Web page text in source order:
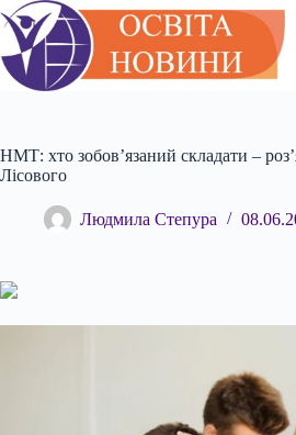
Перейти
до
вмісту
НМТ: хто зобов’язаний складати –
Лісового
Людмила Степура